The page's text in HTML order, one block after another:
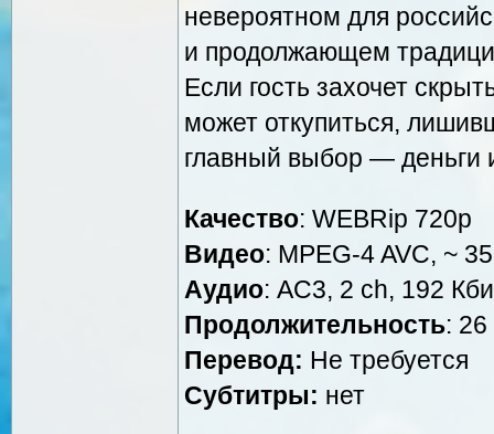
невероятном для
и продолжающем
Если гость захочет
может откупиться,
главный выбор — деньги
Качество: WEBRip 720p
Видео: MPEG-4 AVC, ~
Аудио: AC3, 2 ch, 192
Продолжительность:
Перевод: Не требуется
Субтитры: нет